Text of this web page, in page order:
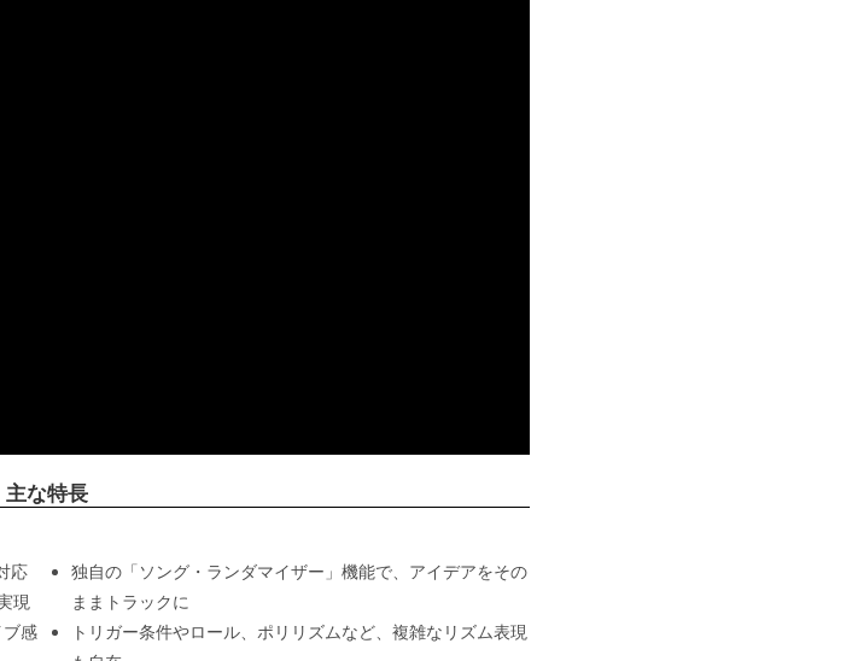
主な特長
応
現
感
独自の「ソング・ランダマイザー」機能で、アイデアをその
ままトラックに
トリガー条件やロール、ポリリズムなど、複雑なリズム表現